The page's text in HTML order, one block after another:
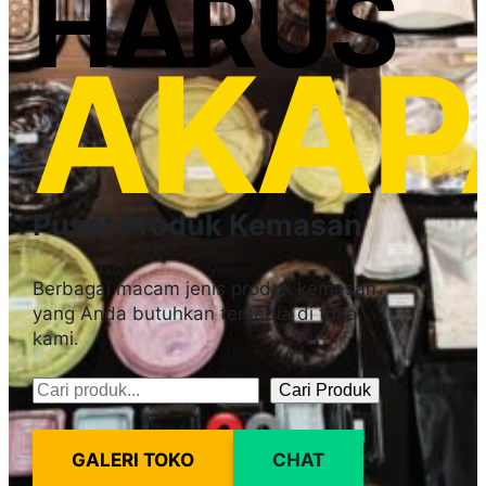
HARUS
Pusat Produk Kemasan
Berbagai macam jenis produk kemasan
yang Anda butuhkan tersedia di toko
kami.
Pencarian Cari Produk
GALERI TOKO CHAT